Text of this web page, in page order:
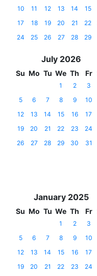
10
11 12 13 14 15
17
18 19 20 21 22
24
25 26 27 28 29
July 2026
Su Mo Tu We Th Fr
1 2 3
5
6 7 8 9 10
12
13 14 15 16 17
19
20 21 22 23 24
26
27 28 29 30 31
January 2025
Su Mo Tu We Th Fr
1 2 3
5
6 7 8 9 10
12
13 14 15 16 17
19
20 21 22 23 24